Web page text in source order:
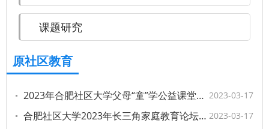
课题研究
原社区教育
2023-03-17
2023年合肥社区大学父母“童”学公益课堂讲座、直播及微课项目服务招标结果公示
2023-03-17
合肥社区大学2023年长三角家庭教育论坛暨全国城市社区学习中心（CLC）建设家庭教育分论坛会务项目招标结果公示